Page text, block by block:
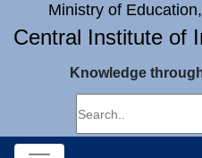
Ministry of
Central Institute of
Knowledge